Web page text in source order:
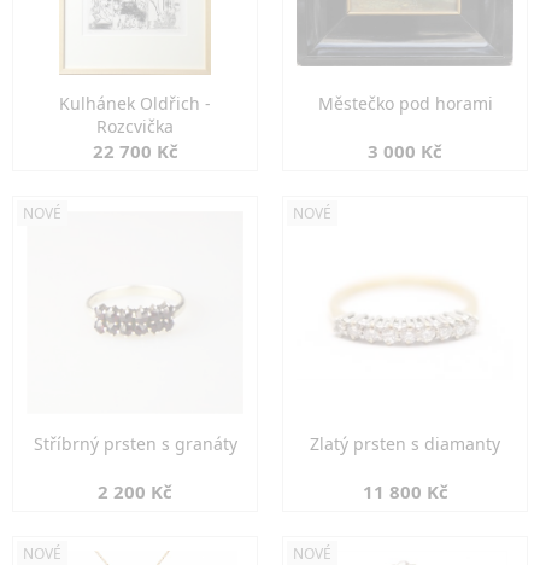
Kulhánek Oldřich -
Rozcvička
22 700 Kč
Městečko pod horami
3 000 Kč
NOVÉ
Stříbrný prsten s granáty
2 200 Kč
NOVÉ
Zlatý prsten s diamanty
11 800 Kč
NOVÉ NOVÉ